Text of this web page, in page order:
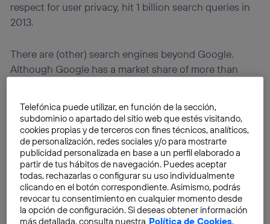
respect for user privacy, hit 1 billion search queries in
2013.
There are (other) search engines beyond Google.
Although Google has a market share of more than
‘old’ Yahoo are also well known. But there are other
options apart from those direct rivals. One of the
alternatives that is enjoying the most success is
DuckDuckGo, whichpassed the mark of 1 billion
searches in 2013. This search engine is built on a
model that prioritises privacy above all, and has
become a magnet for users who are concerned with it.
Telefónica puede utilizar, en función de la sección,
subdominio o apartado del sitio web que estés visitando,
cookies propias y de terceros con fines técnicos, analíticos,
de personalización, redes sociales y/o para mostrarte
publicidad personalizada en base a un perfil elaborado a
partir de tus hábitos de navegación. Puedes aceptar
todas, rechazarlas o configurar su uso individualmente
clicando en el botón correspondiente. Asimismo, podrás
revocar tu consentimiento en cualquier momento desde
la opción de configuración. Si deseas obtener información
más detallada, consulta nuestra Política de Cookies.